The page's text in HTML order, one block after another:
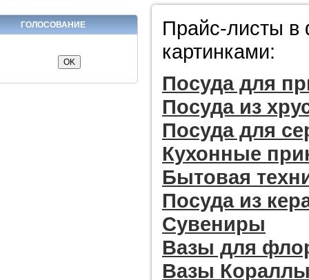
ГОЛОСОВАНИЕ
Прайс-листы в
картинками:
Посуда для
Посуда из
Посуда для
Кухонные
Бытовая
Посуда из
Сувениры
Вазы для
Вазы Кораллы